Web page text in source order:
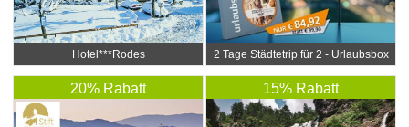
Hotel***Rodes 2 Tage Städtetrip für 2 - Urlaubsbox
20% Rabatt 15% Rabatt